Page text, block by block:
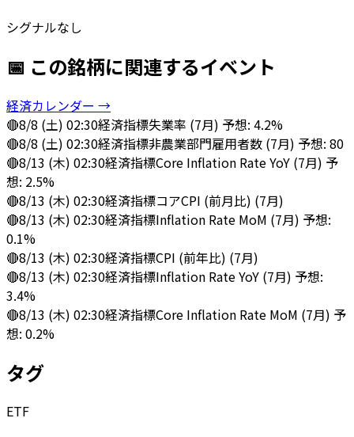
シグナルなし
📅 この銘柄に関連するイベント
経済カレンダー →
🔴8/8 (土) 02:30経済指標失業率 (7月) 予想: 4.2%
🔴8/8 (土) 02:30経済指標非農業部門雇用者数 (7月) 予想: 80
🔴8/13 (木) 02:30経済指標Core Inflation Rate YoY (7月) 予
想: 2.5%
🔴8/13 (木) 02:30経済指標コアCPI (前月比) (7月)
🔴8/13 (木) 02:30経済指標Inflation Rate MoM (7月) 予想:
0.1%
🔴8/13 (木) 02:30経済指標CPI (前年比) (7月)
🔴8/13 (木) 02:30経済指標Inflation Rate YoY (7月) 予想:
3.4%
🔴8/13 (木) 02:30経済指標Core Inflation Rate MoM (7月) 予
想: 0.2%
タグ
ETF